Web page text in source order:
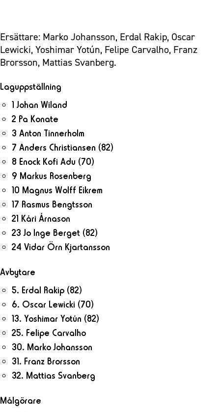
Ersättare: Marko Johansson, Erdal Rakip, Oscar
Lewicki, Yoshimar Yotún, Felipe Carvalho, Franz
Brorsson, Mattias Svanberg.
Laguppställning
1 Johan Wiland
2 Pa Konate
3 Anton Tinnerholm
7 Anders Christiansen (82)
8 Enock Kofi Adu (70)
9 Markus Rosenberg
10 Magnus Wolff Eikrem
17 Rasmus Bengtsson
21 Kári Árnason
23 Jo Inge Berget (82)
24 Vidar Örn Kjartansson
Avbytare
5. Erdal Rakip (82)
6. Oscar Lewicki (70)
13. Yoshimar Yotún (82)
25. Felipe Carvalho
30. Marko Johansson
31. Franz Brorsson
32. Mattias Svanberg
Målgörare